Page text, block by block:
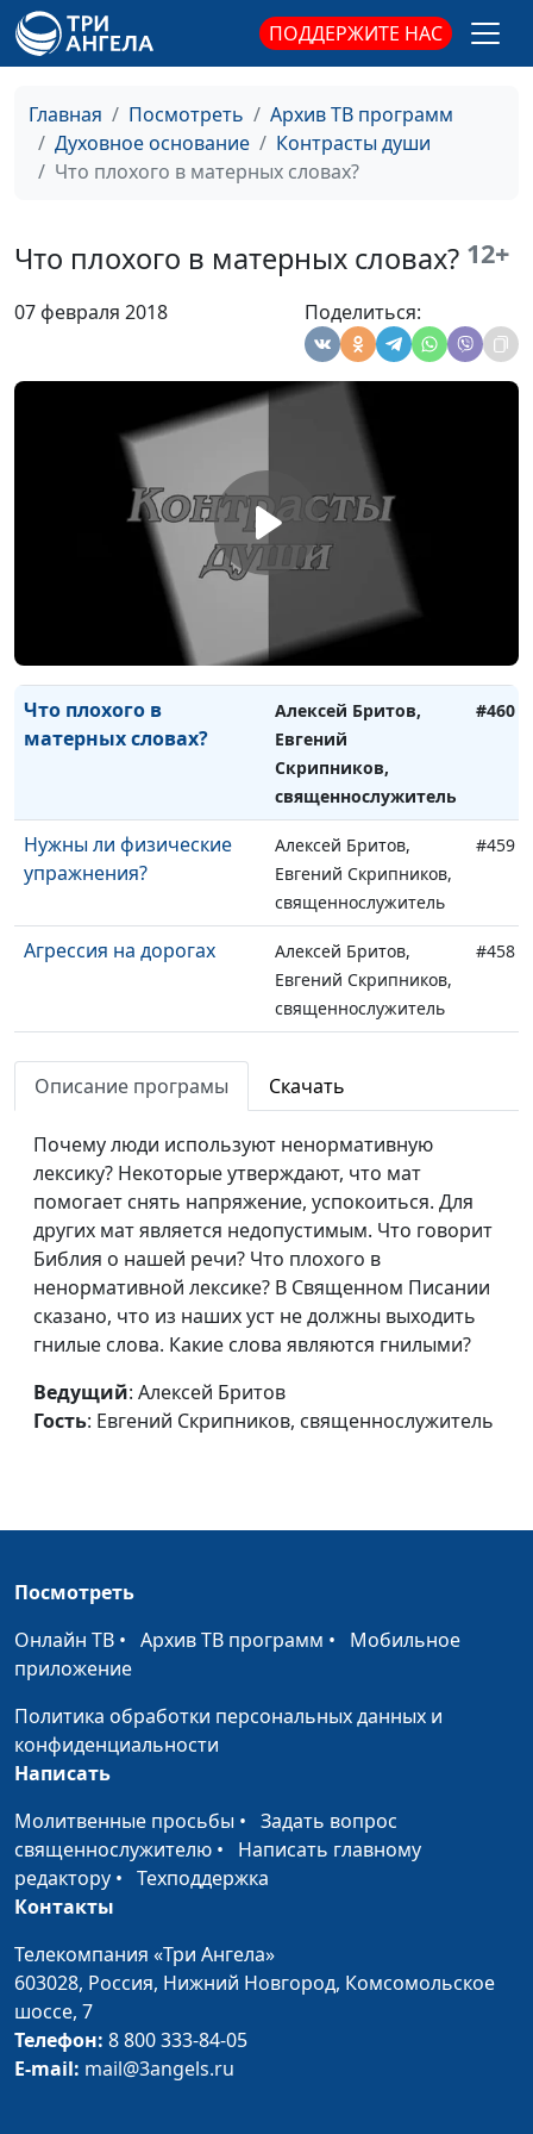
ПОДДЕРЖИТЕ НАС
Главная Посмотреть
Архив ТВ программ
Духовное основание
Контрасты души
Что плохого в матерных словах?
Что плохого в матерных словах? 12+
07 февраля 2018 Поделиться:
священнослужитель
Хранить чистоту до
брака: зачем?
Алексей Бритов,
Евгений Скрипников,
священнослужитель
#466
Религия - опиум для
Алексей Бритов,
несносного соседа?
Евгений Скрипников,
священнослужитель
Алексей Бритов,
Может ли современный
человек понимать
Священное Писание?
Алексей Бритов,
Евгений Скрипников,
священнослужитель
Зачем ставить цели?
Евгений Скрипников,
священнослужитель
Что плохого в
матерных словах?
Алексей Бритов,
Евгений
Скрипников,
священнослужитель
#460
Нужны ли физические
упражнения?
Алексей Бритов,
Евгений Скрипников,
священнослужитель
#459
Агрессия на дорогах
Алексей Бритов,
Евгений Скрипников,
священнослужитель
#458
Влияние социальных
сетей
Евгений Скрипников,
священнослужитель
Капелланское служение
Андрей Юнак, Олег
Гончаров,
священнослужитель,
член Совета по
взаимодействию с
религиозными
объединениями при
Встречи духовных
взаимодействию с
Миссионерская
деятельность: все ли
методы хороши?
священнослужитель,
объединениями при
Президенте РФ
Защита чувств
член Совета по
Описание програмы Скачать
Почему люди используют ненормативную
лексику? Некоторые утверждают, что мат
помогает снять напряжение, успокоиться. Для
других мат является недопустимым. Что говорит
Библия о нашей речи? Что плохого в
ненормативной лексике? В Священном Писании
сказано, что из наших уст не должны выходить
гнилые слова. Какие слова являются гнилыми?
Ведущий: Алексей Бритов
Гость: Евгений Скрипников, священнослужитель
Посмотреть
Онлайн ТВ • Архив ТВ программ • Мобильное
приложение
Политика обработки персональных данных и
конфиденциальности
Написать
Молитвенные просьбы • Задать вопрос
священнослужителю • Написать главному
редактору • Техподдержка
Контакты
Телекомпания «Три Ангела»
603028, Россия, Нижний Новгород, Комсомольское
шоссе, 7
Телефон: 8 800 333-84-05
E-mail: mail@3angels.ru